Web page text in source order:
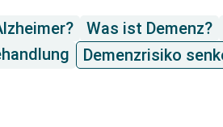
Was ist Demenz?
Demenzrisiko